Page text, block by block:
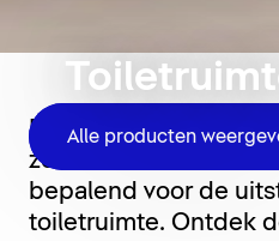
Alle producten
De keuze van de
zowel functionaliteit
bepalend voor de
toiletruimte. Ontdek